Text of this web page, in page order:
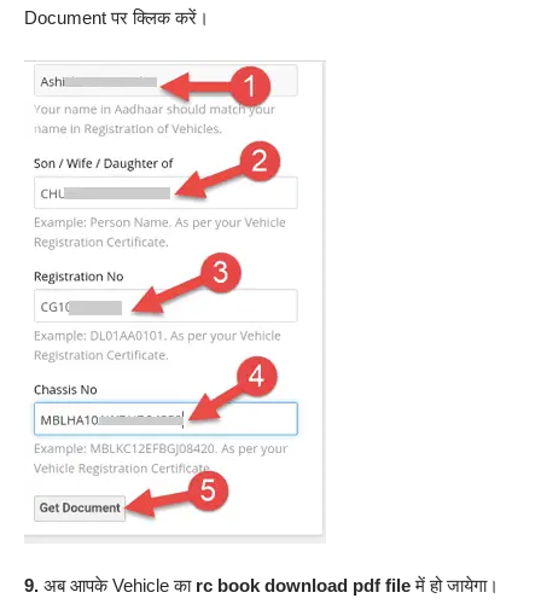
Document पर क्लिक करें।
9. अब आपके Vehicle का rc book download pdf fileमें हो जायेगा।